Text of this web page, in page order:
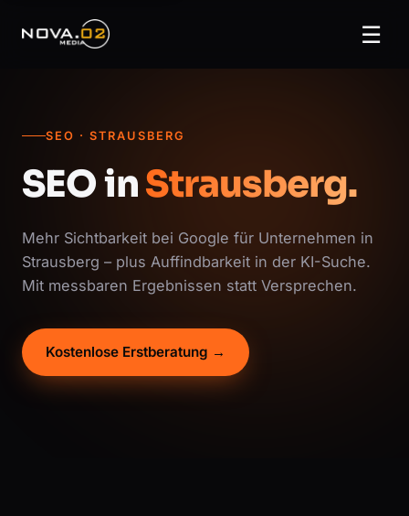
☰
SEO · STRAUSBERG
SEO inStrausberg.
Mehr Sichtbarkeit bei Google für Unternehmen in
Strausberg – plus Auffindbarkeit in der KI-Suche.
Mit messbaren Ergebnissen statt Versprechen.
Kostenlose Erstberatung →